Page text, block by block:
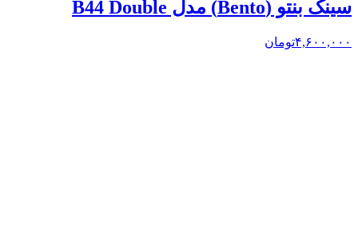
سینک بنتو (Bento) مدل B44 Double
۴,۶۰۰,۰۰۰تومان